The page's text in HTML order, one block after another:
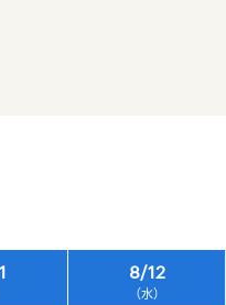
8/12
（水）